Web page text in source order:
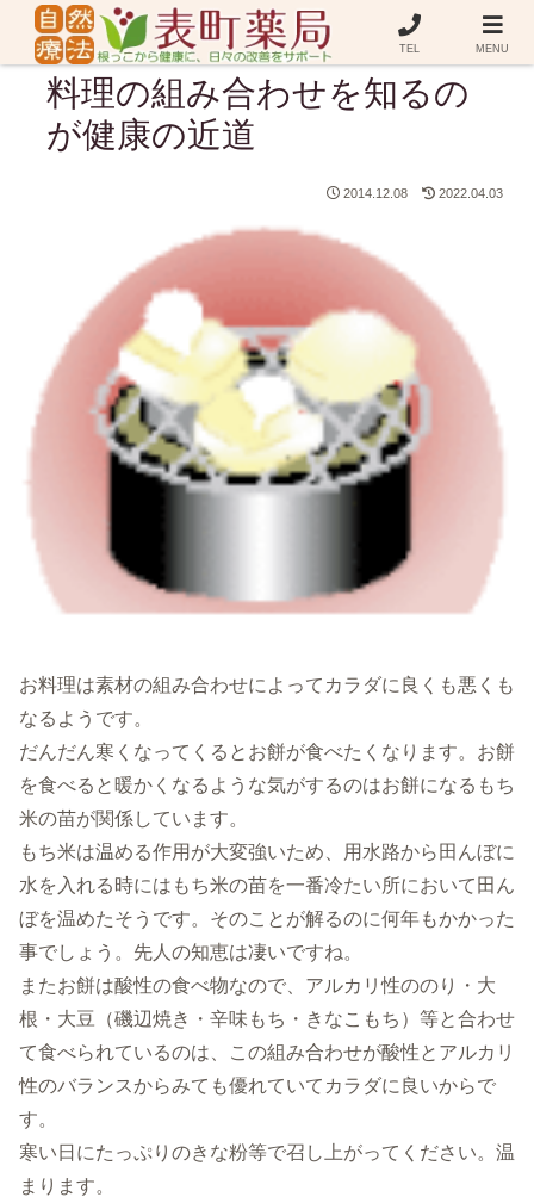
料理の組み合わせを知るの
が健康の近道
2014.12.08 2022.04.03
お料理は素材の組み合わせによってカラダに良くも悪くも
なるようです。
だんだん寒くなってくるとお餅が食べたくなります。お餅
を食べると暖かくなるような気がするのはお餅になるもち
米の苗が関係しています。
もち米は温める作用が大変強いため、用水路から田んぼに
水を入れる時にはもち米の苗を一番冷たい所において田ん
ぼを温めたそうです。そのことが解るのに何年もかかった
事でしょう。先人の知恵は凄いですね。
またお餅は酸性の食べ物なので、アルカリ性ののり・大
根・大豆（磯辺焼き・辛味もち・きなこもち）等と合わせ
て食べられているのは、この組み合わせが酸性とアルカリ
性のバランスからみても優れていてカラダに良いからで
す。
寒い日にたっぷりのきな粉等で召し上がってください。温
まります。
TEL MENU